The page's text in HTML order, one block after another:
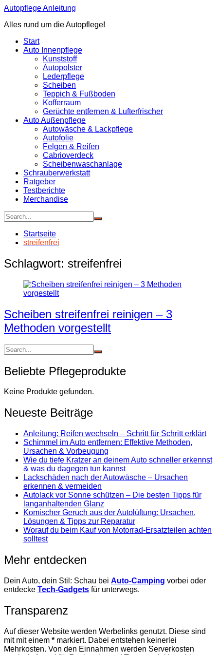
Zum
springen
Autopflege Anleitung
Alles rund um die Autopflege!
Start
Auto Innenpflege
Kunststoff
Autopolster
Lederpflege
Scheiben
Teppich & Fußboden
Kofferraum
Gerüchte entfernen & Lufterfrischer
Auto Außenpflege
Autowäsche & Lackpflege
Autofolie
Felgen & Reifen
Cabrioverdeck
Scheibenwaschanlage
Schrauberwerkstatt
Ratgeber
Testberichte
Merchandise
Startseite
streifenfrei
Schlagwort: streifenfrei
Scheiben streifenfrei reinigen – 3
Methoden vorgestellt
Beliebte Pflegeprodukte
Keine Produkte gefunden.
Neueste Beiträge
Anleitung: Reifen wechseln – Schritt für Schritt erklärt
Schimmel im Auto entfernen: Effektive Methoden,
Ursachen & Vorbeugung
Wie du tiefe Kratzer an deinem Auto schneller erkennst
& was du dagegen tun kannst
Lackschäden nach der Autowäsche – Ursachen
erkennen & vermeiden
Autolack vor Sonne schützen – Die besten Tipps für
langanhaltenden Glanz
Komischer Geruch aus der Autolüftung: Ursachen,
Lösungen & Tipps zur Reparatur
Worauf du beim Kauf von Motorrad-Ersatzteilen achten
solltest
Mehr entdecken
Dein Auto, dein Stil: Schau bei Auto-Camping vorbei oder
entdecke Tech-Gadgets für unterwegs.
Transparenz
Auf dieser Website werden Werbelinks genutzt. Diese sind
mit mit einem * markiert. Dabei entstehen keinerlei
Mehrkosten. Von den Einnahmen werden Serverkosten